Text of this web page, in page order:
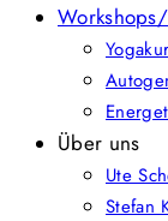
Über uns
Ute
Stefan